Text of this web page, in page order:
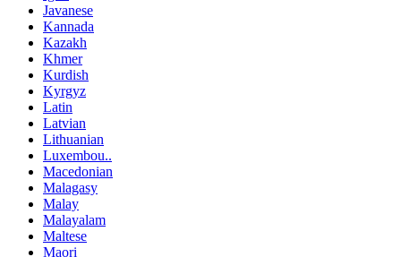
Javanese
Kannada
Kazakh
Khmer
Kurdish
Kyrgyz
Latin
Latvian
Lithuanian
Luxembou..
Macedonian
Malagasy
Malay
Malayalam
Maltese
Maori